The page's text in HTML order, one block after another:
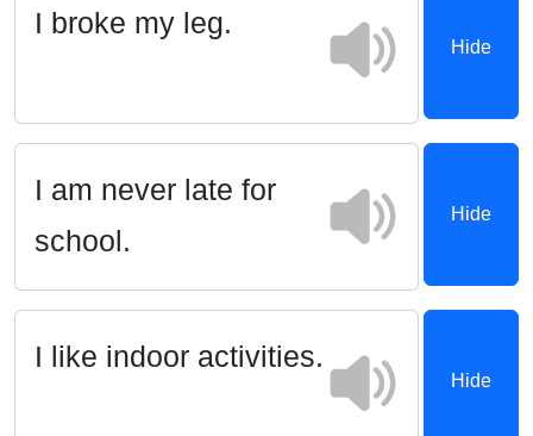
I broke my leg.
Hide
I am never late for
school.
Hide
I like indoor activities.
Hide